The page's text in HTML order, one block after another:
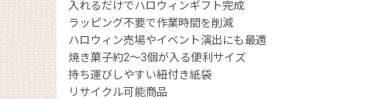
入れるだけでハロウィンギフト完成
ラッピング不要で作業時間を削減
ハロウィン売場やイベント演出にも最適
焼き菓子約2〜3個が入る便利サイズ
持ち運びしやすい紐付き紙袋
リサイクル可能商品